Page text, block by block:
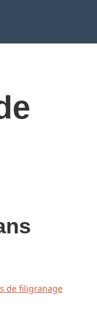
de filigranage